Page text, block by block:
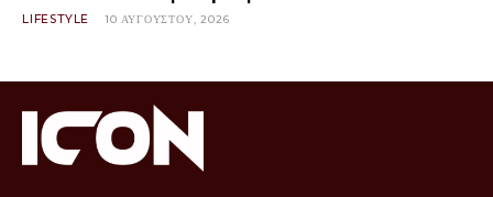
LIFESTYLE 10 ΑΥΓΟΎΣΤΟΥ, 2026